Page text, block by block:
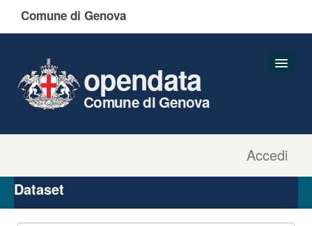
Comune di Genova
Accedi
opendata
Comune di Genova
Organizzazioni
Gruppi
Dataset